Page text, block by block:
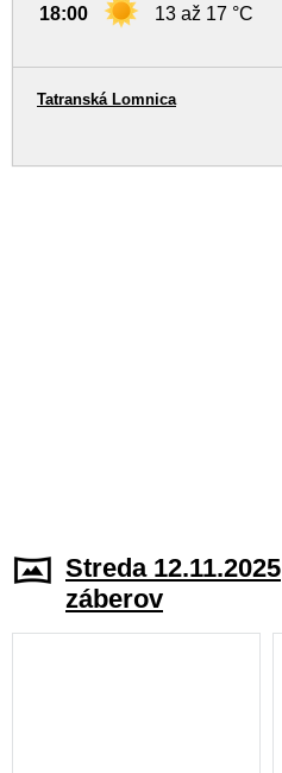
18:00 13 až 17 °C
Tatranská Lomnica
Streda 12.11.2025
záberov